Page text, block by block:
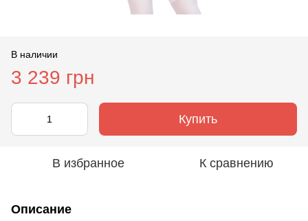
В наличии
3 239 грн
Купить
В избранное К сравнению
Описание